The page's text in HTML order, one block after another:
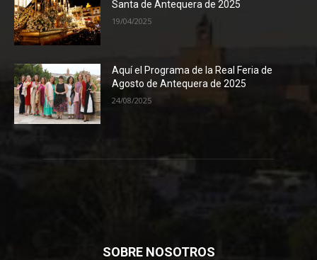
Santa de Antequera de 2025
19/04/2025
Aquí el Programa de la Real Feria de
Agosto de Antequera de 2025
24/08/2025
SOBRE NOSOTROS